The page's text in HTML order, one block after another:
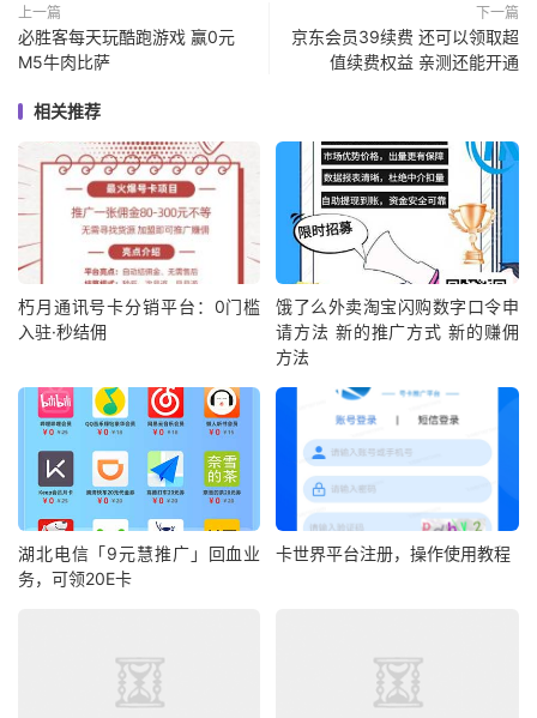
上一篇
必胜客每天玩酷跑游戏 赢0元
M5牛肉比萨
下一篇
京东会员39续费 还可以领取超
值续费权益 亲测还能开通
相关推荐
朽月通讯号卡分销平台：0门槛
入驻·秒结佣
饿了么外卖淘宝闪购数字口令申
请方法 新的推广方式 新的赚佣
方法
湖北电信「9元慧推广」回血业
务，可领20E卡
卡世界平台注册，操作使用教程